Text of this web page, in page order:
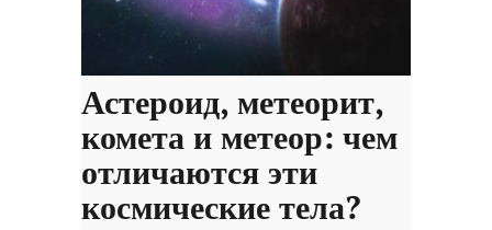
Астероид, метеорит,
комета и метеор: чем
отличаются эти
космические тела?